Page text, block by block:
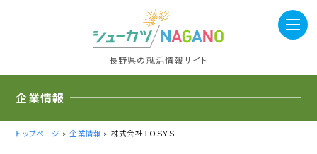
長野県の就活情報サイト
企業情報
トップページ >企業情報 > 株式会社ＴＯＳＹＳ